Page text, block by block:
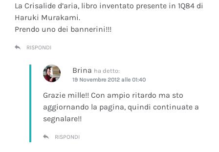
La Crisalide d’aria, libro inventato presente in 1Q84 di
Haruki Murakami.
Prendo uno dei bannerini!!!
RISPONDI
Brina ha detto:
19 Novembre 2012 alle 01:40
Grazie mille!! Con ampio ritardo ma sto
aggiornando la pagina, quindi continuate a
segnalare!!
RISPONDI